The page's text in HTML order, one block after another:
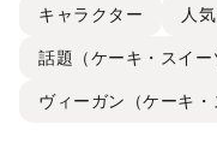
キャラクター 人
話題（ケーキ・スイー
ヴィーガン（ケーキ・